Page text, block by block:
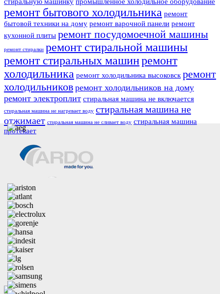
ремонт бытового холодильника ремонт
бытовой техники на дому ремонт варочной панели ремонт
кухонной плиты ремонт посудомоечной машины
ремонт стиралки ремонт стиральной машины
ремонт стиральных машинремонт
холодильника ремонт холодильника высоковск ремонт
холодильников ремонт холодильников на дому
ремонт электроплит стиральная машина не включается
стиральная машина не нагревает воду стиральная машина не
отжимает стиральная машина не сливает воду стиральная машина
протекает